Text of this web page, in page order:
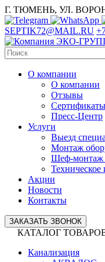
Г. ТЮМЕНЬ, УЛ.
SEPTIK72@MAIL.RU
О компании
О компании
Отзывы
Сертификаты
Пресс-Центр
Услуги
Выезд
Монтаж
Шеф-монтаж
Техническое
Акции
Новости
Контакты
ЗАКАЗАТЬ ЗВОНОК
КАТАЛОГ
Канализация